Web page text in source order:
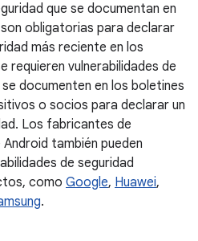
que se documentan en
obligatorias para declarar
más reciente en los
requieren vulnerabilidades de
documenten en los boletines
o socios para declarar un
Los fabricantes de
también pueden
de seguridad
como Google, Huawei,
.